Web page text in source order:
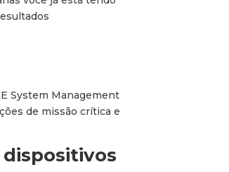
System Management
de missão crí­tica e